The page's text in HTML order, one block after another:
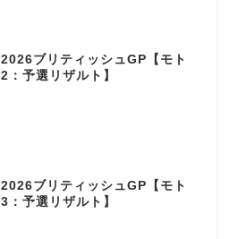
2026ブリティッシュGP【モト
2：予選リザルト】
2026ブリティッシュGP【モト
3：予選リザルト】